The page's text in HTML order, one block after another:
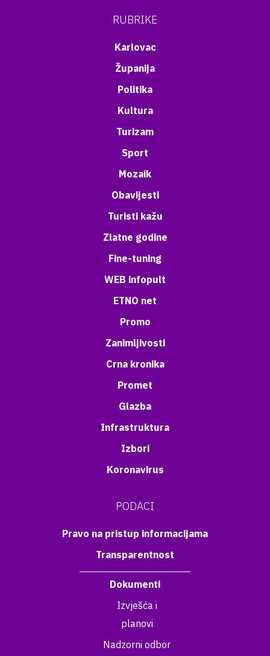
RUBRIKE
Karlovac
Županija
Politika
Kultura
Turizam
Sport
Mozaik
Obavijesti
Turisti kažu
Zlatne godine
Fine-tuning
WEB infopult
ETNO net
Promo
Zanimljivosti
Crna kronika
Promet
Glazba
Infrastruktura
Izbori
Koronavirus
PODACI
Pravo na pristup informacijama
Transparentnost
Dokumenti
Izvješća i
planovi
Nadzorni odbor